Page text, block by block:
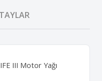
III Motor Yağı